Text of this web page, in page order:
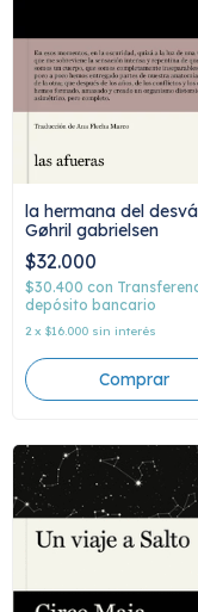
la hermana del
Gøhril gabrielsen
$32.000
$30.400 con
depósito bancario
2 x $16.000 sin interés